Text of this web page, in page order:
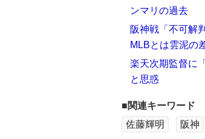
ンマリの過去
阪神戦「不可解
MLBとは雲泥の
楽天次期監督に
と思惑
■関連キーワード
佐藤輝明
阪神